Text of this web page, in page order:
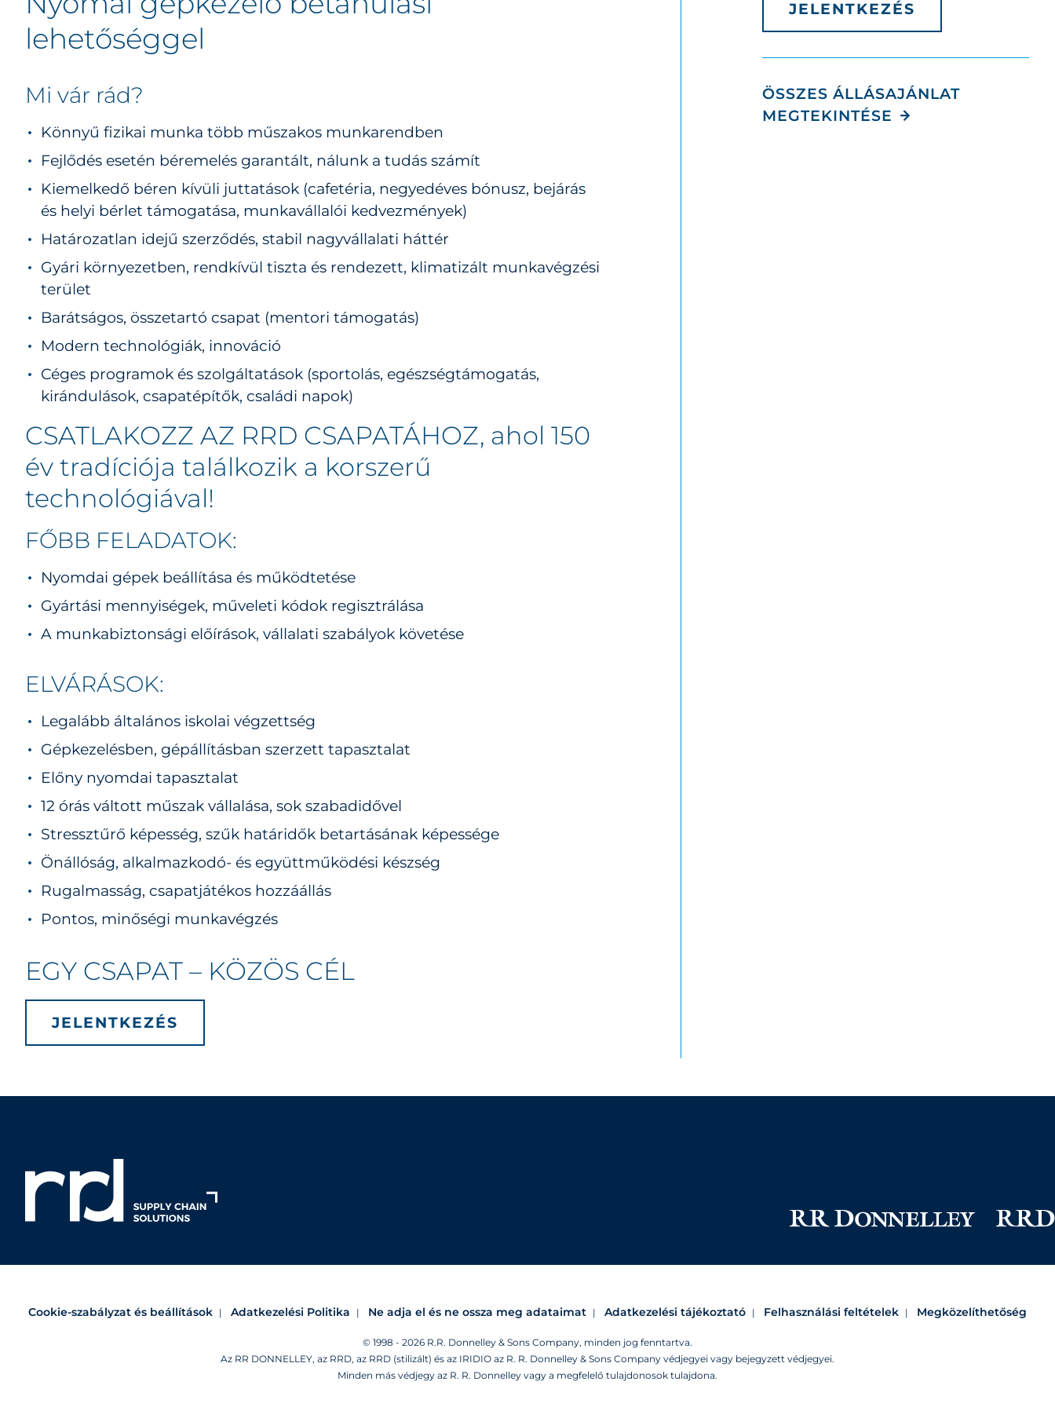
lehetőséggel
Mi vár rád?
Könnyű fizikai munka több műszakos munkarendben
Fejlődés esetén béremelés garantált, nálunk a tudás számít
Kiemelkedő béren kívüli juttatások (cafetéria, negyedéves bónusz, bejárás
és helyi bérlet támogatása, munkavállalói kedvezmények)
Határozatlan idejű szerződés, stabil nagyvállalati háttér
Gyári környezetben, rendkívül tiszta és rendezett, klimatizált munkavégzési
terület
Barátságos, összetartó csapat (mentori támogatás)
Modern technológiák, innováció
Céges programok és szolgáltatások (sportolás, egészségtámogatás,
kirándulások, csapatépítők, családi napok)
CSATLAKOZZ AZ RRD CSAPATÁHOZ, ahol 150
év tradíciója találkozik a korszerű
technológiával!
FŐBB FELADATOK:
Nyomdai gépek beállítása és működtetése
Gyártási mennyiségek, műveleti kódok regisztrálása
A munkabiztonsági előírások, vállalati szabályok követése
ELVÁRÁSOK:
Legalább általános iskolai végzettség
Gépkezelésben, gépállításban szerzett tapasztalat
Előny nyomdai tapasztalat
12 órás váltott műszak vállalása, sok szabadidővel
Stressztűrő képesség, szűk határidők betartásának képessége
Önállóság, alkalmazkodó- és együttműködési készség
Rugalmasság, csapatjátékos hozzáállás
Pontos, minőségi munkavégzés
EGY CSAPAT – KÖZÖS CÉL
JELENTKEZÉS
JELENTKEZÉS
ÖSSZES ÁLLÁSAJÁNLAT
MEGTEKINTÉSE
Cookie-szabályzat és beállítások Adatkezelési Politika Ne adja el és ne ossza meg adataimat Adatkezelési tájékoztató Felhasználási feltételek Megközelíthetőség
© 1998 - 2026 R.R. Donnelley & Sons Company, minden jog fenntartva.
Az RR DONNELLEY, az RRD, az RRD (stilizált) és az IRIDIO az R. R. Donnelley & Sons Company védjegyei vagy bejegyzett védjegyei.
Minden más védjegy az R. R. Donnelley vagy a megfelelő tulajdonosok tulajdona.